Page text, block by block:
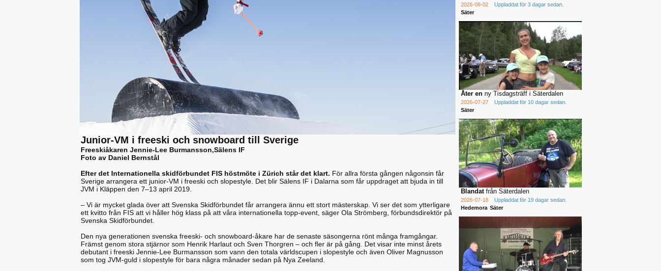
Junior-VM i freeski och snowboard till Sverige
Freeskiåkaren Jennie-Lee Burmansson,Sälens IF
Foto av Daniel Bernstål
Efter det Internationella skidförbundet FIS höstmöte i Zürich står det klart. För allra första gången någonsin får
Sverige arrangera ett junior-VM i freeski och slopestyle. Det blir Sälens IF i Dalarna som får uppdraget att bjuda in till
JVM i Kläppen den 7–13 april 2019.
– Vi är mycket glada över att Svenska Skidförbundet får arrangera ännu ett stort mästerskap. Vi ser det som ytterligare
ett kvitto från FIS att vi håller hög klass på att våra internationella topp-event, säger Ola Strömberg, förbundsdirektör på
Svenska Skidförbundet.
Den nya generationen svenska freeski- och snowboard-åkare har de senaste säsongerna rönt många framgångar.
Främst genom stora stjärnor som Henrik Harlaut och Sven Thorgren – och fler är på gång. Det visar inte minst årets
debutant i freeski Jennie-Lee Burmansson som vann den totala världscupen i slopestyle och även Oliver Magnusson
som tog JVM-guld i slopestyle för bara några månader sedan på Nya Zeeland.
2026-08-02
Uppladdat för 3 dagar sedan.
Säter
Åter enny Tisdagsträff i Säterdalen
2026-07-27
Uppladdat för 10 dagar sedan.
Säter
Blandatfrån Säterdalen
2026-07-18
Uppladdat för 19 dagar sedan.
Hedemora Säter